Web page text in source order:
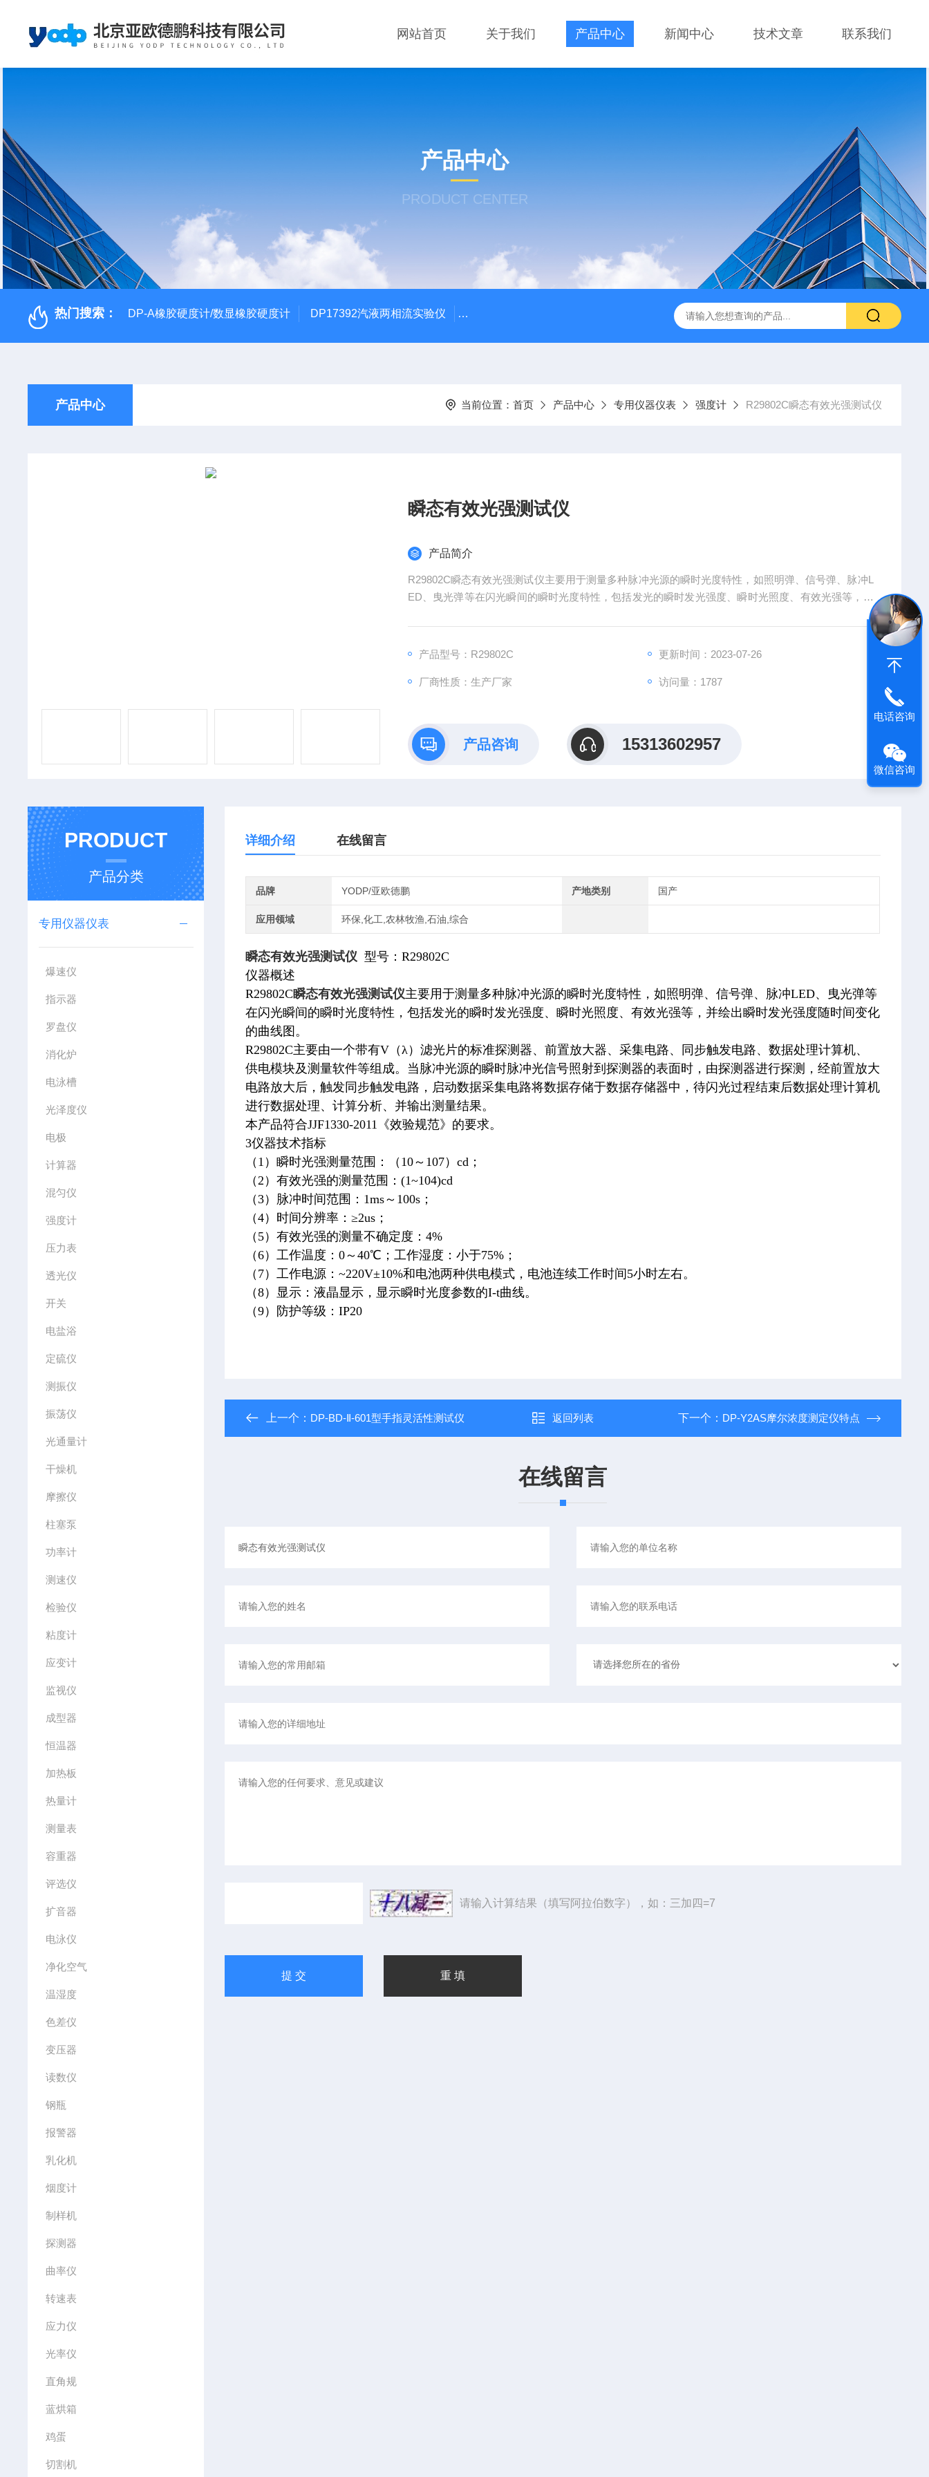
网站首页 关于我们 产品中心 新闻中心 技术文章 联系我们
产品中心
PRODUCT CENTER
热门搜索： DP-A橡胶硬度计/数显橡胶硬度计 DP17392汽液两相流实验仪 DP/DH807A光磁共振系统DP/DH807A DP-BCGY-1便携式测仪/测仪 DP-DFYF-109ZS
产品中心 当前位置： 首页 产品中心 专用仪器仪表 强度计 R29802C瞬态有效光强测试仪
瞬态有效光强测试仪
产品简介
R29802C瞬态有效光强测试仪主要用于测量多种脉冲光源的瞬时光度特性，如照明弹、信号弹、脉冲L
ED、曳光弹等在闪光瞬间的瞬时光度特性，包括发光的瞬时发光强度、瞬时光照度、有效光强等，并
产品型号：R29802C 更新时间：2023-07-26
厂商性质：生产厂家 访问量：1787
产品咨询 15313602957
PRODUCT
产品分类
专用仪器仪表
爆速仪
指示器
罗盘仪
消化炉
电泳槽
光泽度仪
电极
计算器
混匀仪
强度计
压力表
透光仪
开关
电盐浴
定硫仪
测振仪
振荡仪
光通量计
干燥机
摩擦仪
柱塞泵
功率计
测速仪
检验仪
粘度计
应变计
监视仪
成型器
恒温器
加热板
热量计
测量表
容重器
评选仪
扩音器
电泳仪
净化空气
温湿度
色差仪
变压器
读数仪
钢瓶
报警器
乳化机
烟度计
制样机
探测器
曲率仪
转速表
应力仪
光率仪
直角规
蓝烘箱
鸡蛋
切割机
详细介绍 在线留言
品牌 YODP/亚欧德鹏 产地类别 国产
应用领域 环保,化工,农林牧渔,石油,综合
瞬态有效光强测试仪 型号：R29802C
仪器概述
R29802C瞬态有效光强测试仪主要用于测量多种脉冲光源的瞬时光度特性，如照明弹、信号弹、脉冲LED、曳光弹等
在闪光瞬间的瞬时光度特性，包括发光的瞬时发光强度、瞬时光照度、有效光强等，并绘出瞬时发光强度随时间变化
的曲线图。
R29802C主要由一个带有V（λ）滤光片的标准探测器、前置放大器、采集电路、同步触发电路、数据处理计算机、
供电模块及测量软件等组成。当脉冲光源的瞬时脉冲光信号照射到探测器的表面时，由探测器进行探测，经前置放大
电路放大后，触发同步触发电路，启动数据采集电路将数据存储于数据存储器中，待闪光过程结束后数据处理计算机
进行数据处理、计算分析、并输出测量结果。
本产品符合JJF1330-2011《效验规范》的要求。
3仪器技术指标
（1）瞬时光强测量范围：（10～107）cd；
（2）有效光强的测量范围：(1~104)cd
（3）脉冲时间范围：1ms～100s；
（4）时间分辨率：≥2us；
（5）有效光强的测量不确定度：4%
（6）工作温度：0～40℃；工作湿度：小于75%；
（7）工作电源：~220V±10%和电池两种供电模式，电池连续工作时间5小时左右。
（8）显示：液晶显示，显示瞬时光度参数的I-t曲线。
（9）防护等级：IP20
上一个： DP-BD-Ⅱ-601型手指灵活性测试仪 返回列表 下一个： DP-Y2AS摩尔浓度测定仪特点
在线留言
请输入计算结果（填写阿拉伯数字），如：三加四=7
电话咨询
微信咨询